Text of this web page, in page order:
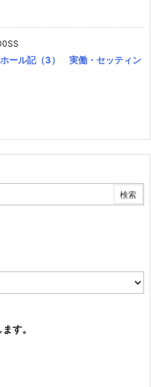
ール記（3） 実働・セッティン
す。